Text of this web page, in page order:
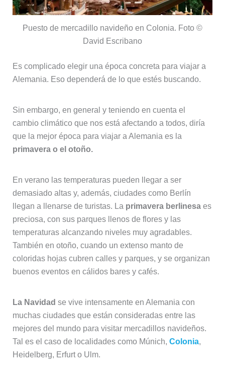
Puesto de mercadillo navideño en Colonia. Foto ©
David Escribano
Es complicado elegir una época concreta para viajar a
Alemania. Eso dependerá de lo que estés buscando.
Sin embargo, en general y teniendo en cuenta el
cambio climático que nos está afectando a todos, diría
que la mejor época para viajar a Alemania es la
primavera o el otoño.
En verano las temperaturas pueden llegar a ser
demasiado altas y, además, ciudades como Berlín
llegan a llenarse de turistas. La primavera berlinesaes
preciosa, con sus parques llenos de flores y las
temperaturas alcanzando niveles muy agradables.
También en otoño, cuando un extenso manto de
coloridas hojas cubren calles y parques, y se organizan
buenos eventos en cálidos bares y cafés.
La Navidad se vive intensamente en Alemania con
muchas ciudades que están consideradas entre las
mejores del mundo para visitar mercadillos navideños.
Tal es el caso de localidades como Múnich, Colonia,
Heidelberg, Erfurt o Ulm.